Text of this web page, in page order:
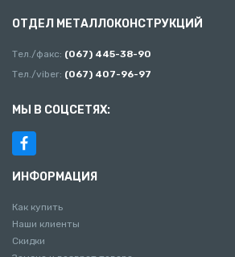
ОТДЕЛ МЕТАЛЛОКОНСТРУКЦИЙ
Тел./факс: (067) 445-38-90
Тел./viber: (067) 407-96-97
МЫ В СОЦСЕТЯХ:
ИНФОРМАЦИЯ
Как купить
Наши клиенты
Скидки